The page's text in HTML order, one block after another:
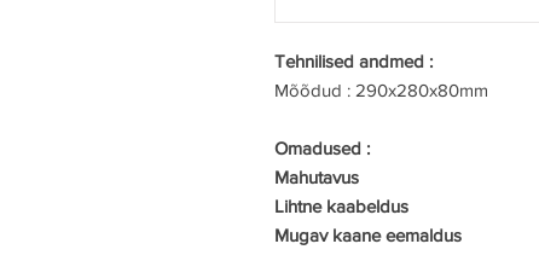
Tehnilised andmed :
Mõõdud : 290x280x80mm
Omadused :
Mahutavus
Lihtne kaabeldus
Mugav kaane eemaldus